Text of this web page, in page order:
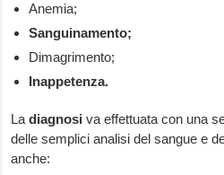
Anemia;
Sanguinamento;
Dimagrimento;
Inappetenza.
Ladiagnosi va effettuata con una
delle semplici analisi del sangue e
anche: